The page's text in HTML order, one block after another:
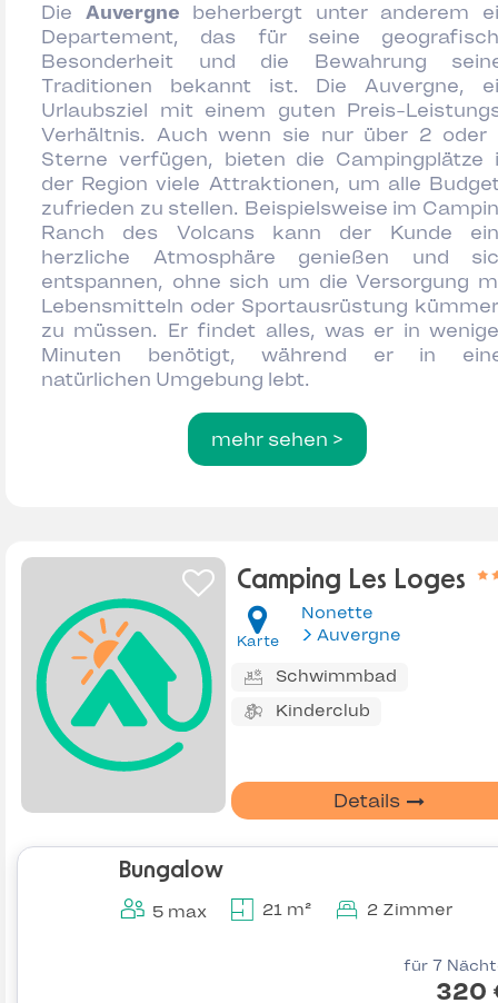
Die Auvergne beherbergt unter anderem
Departement, das für seine
Besonderheit und die Bewahrung
Traditionen bekannt ist. Die Auvergne,
Urlaubsziel mit einem guten Preis-
Verhältnis. Auch wenn sie nur über 2 oder
Sterne verfügen, bieten die Campingplätze
der Region viele Attraktionen, um alle
zufrieden zu stellen. Beispielsweise im
Ranch des Volcans kann der Kunde
herzliche Atmosphäre genießen und
entspannen, ohne sich um die Versorgung
Lebensmitteln oder Sportausrüstung
zu müssen. Er findet alles, was er in
Minuten benötigt, während er in
natürlichen Umgebung lebt.
mehr sehen >
Camping Les Loges
Karte
Nonette
Auvergne
Schwimmbad
Kinderclub
Details
Bungalow
5 max 21 m² 2 Zimmer
für 7
320